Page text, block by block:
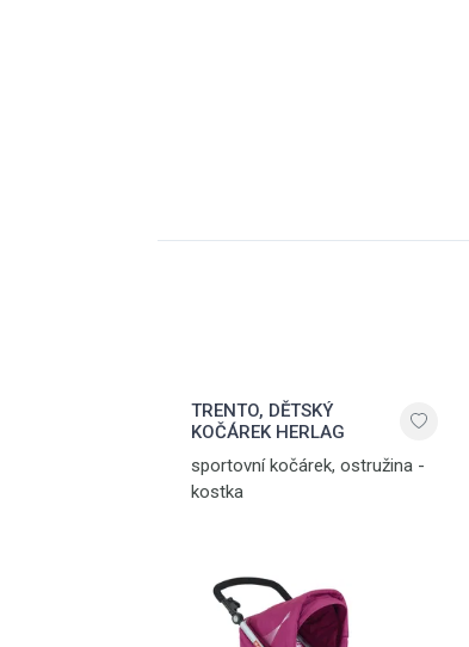
TRENTO, DĚTSKÝ
KOČÁREK HERLAG
sportovní kočárek, ostružina -
kostka